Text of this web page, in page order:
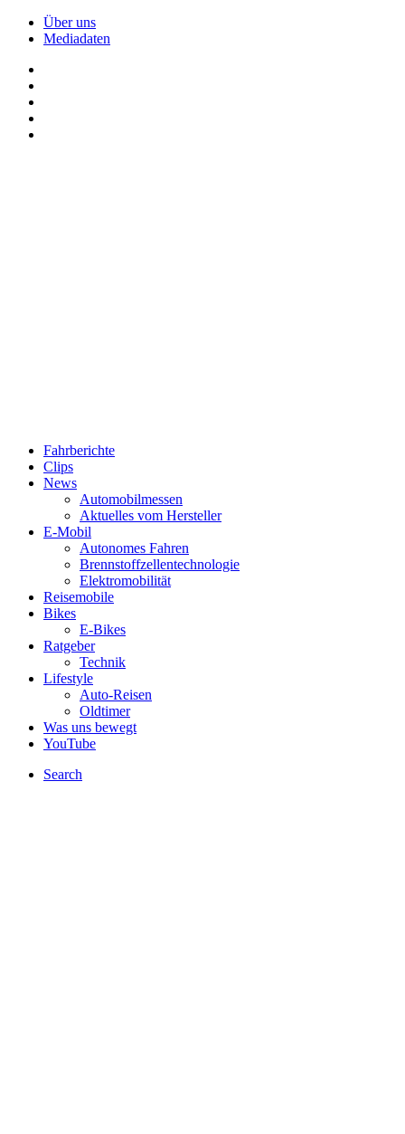
Über uns
Mediadaten
Fahrberichte
Clips
News
Automobilmessen
Aktuelles vom Hersteller
E-Mobil
Autonomes Fahren
Brennstoffzellentechnologie
Elektromobilität
Reisemobile
Bikes
E-Bikes
Ratgeber
Technik
Lifestyle
Auto-Reisen
Oldtimer
Was uns bewegt
YouTube
Search